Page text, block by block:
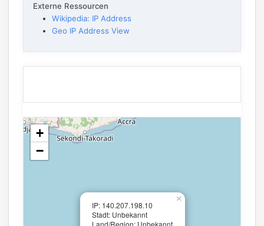
Externe Ressourcen
Wikipedia: IP Address
Geo IP Address View
IP: 140.207.198.10
Stadt: Unbekannt
Land/Region: Unbekannt
×
+
−